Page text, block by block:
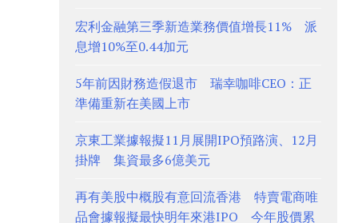
宏利金融第三季新造業務價值增長11% 派
息增10%至0.44加元
5年前因財務造假退市 瑞幸咖啡CEO：正
準備重新在美國上市
京東工業據報擬11月展開IPO預路演、12月
掛牌 集資最多6億美元
再有美股中概股有意回流香港 特賣電商唯
品會據報擬最快明年來港IPO 今年股價累